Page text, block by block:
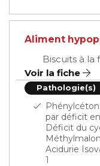
Aliment
Biscuits à la
Voir la fiche
Pathologie(s)
par déficit
Déficit du
Acidurie
1